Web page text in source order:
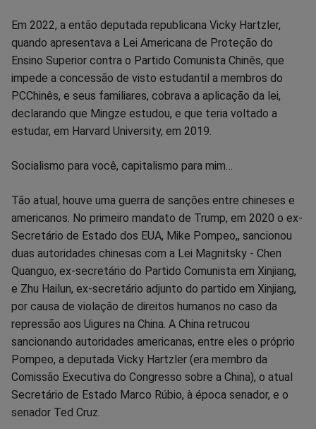
Em 2022, a então deputada republicana Vicky Hartzler,
quando apresentava a Lei Americana de Proteção do
Ensino Superior contra o Partido Comunista Chinês, que
impede a concessão de visto estudantil a membros do
PCChinês, e seus familiares, cobrava a aplicação da lei,
declarando que Mingze estudou, e que teria voltado a
estudar, em Harvard University, em 2019.
Socialismo para você, capitalismo para mim…
Tão atual, houve uma guerra de sanções entre chineses e
americanos. No primeiro mandato de Trump, em 2020 o ex-
Secretário de Estado dos EUA, Mike Pompeo,, sancionou
duas autoridades chinesas com a Lei Magnitsky - Chen
Quanguo, ex-secretário do Partido Comunista em Xinjiang,
e Zhu Hailun, ex-secretário adjunto do partido em Xinjiang,
por causa de violação de direitos humanos no caso da
repressão aos Uigures na China. A China retrucou
sancionando autoridades americanas, entre eles o próprio
Pompeo, a deputada Vicky Hartzler (era membro da
Comissão Executiva do Congresso sobre a China), o atual
Secretário de Estado Marco Rúbio, à época senador, e o
senador Ted Cruz.